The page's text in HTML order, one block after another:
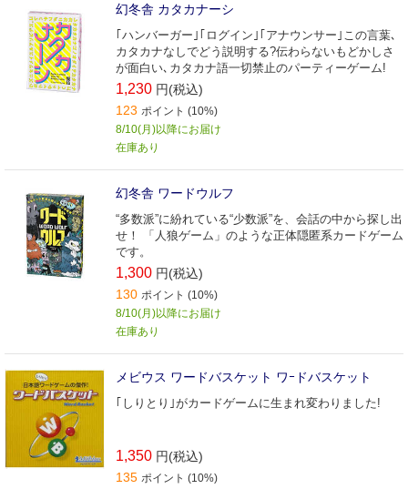
幻冬舎 カタカナーシ
｢ハンバーガー｣｢ログイン｣｢アナウンサー｣この言葉､
カタカナなしでどう説明する?伝わらないもどかしさ
が面白い､カタカナ語一切禁止のパーティーゲーム!
1,230 円(税込)
123 ポイント (10%)
8/10(月)以降にお届け
在庫あり
幻冬舎 ワードウルフ
“多数派”に紛れている“少数派”を、会話の中から探し出
せ！ 「人狼ゲーム」のような正体隠匿系カードゲーム
です。
1,300 円(税込)
130 ポイント (10%)
8/10(月)以降にお届け
在庫あり
メビウス ワードバスケット ワｰドバスケット
｢しりとり｣がカードゲームに生まれ変わりました!
1,350 円(税込)
135 ポイント (10%)